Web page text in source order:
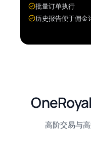
批量订单执行
历史报告便于佣金
高阶交易与